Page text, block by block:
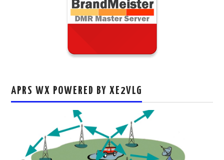
APRS WX POWERED BY XE2VLG